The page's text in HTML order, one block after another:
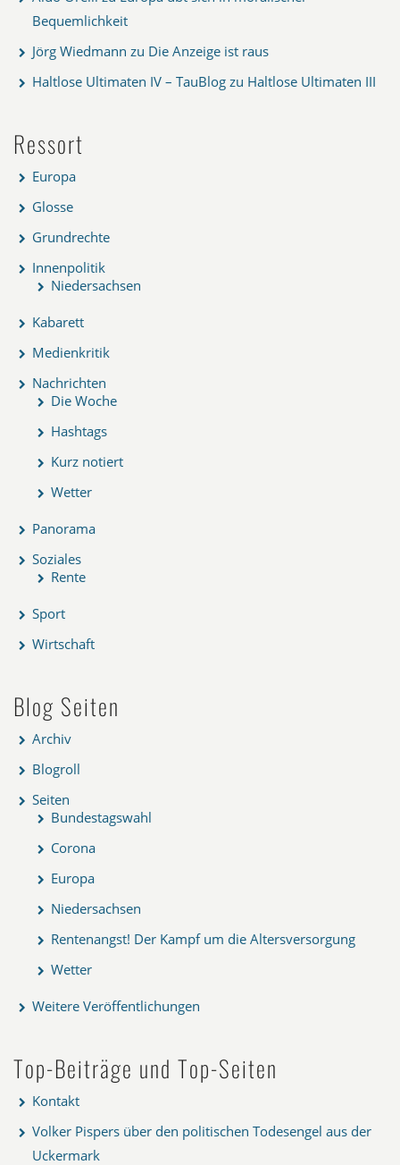
Bequemlichkeit
Jörg Wiedmann zu Die Anzeige ist raus
Haltlose Ultimaten IV – TauBlog zu Haltlose Ultimaten III
Ressort
Europa
Glosse
Grundrechte
Innenpolitik
Niedersachsen
Kabarett
Medienkritik
Nachrichten
Die Woche
Hashtags
Kurz notiert
Wetter
Panorama
Soziales
Rente
Sport
Wirtschaft
Blog Seiten
Archiv
Blogroll
Seiten
Bundestagswahl
Corona
Europa
Niedersachsen
Rentenangst! Der Kampf um die Altersversorgung
Wetter
Weitere Veröffentlichungen
Top-Beiträge und Top-Seiten
Kontakt
Volker Pispers über den politischen Todesengel aus der
Uckermark